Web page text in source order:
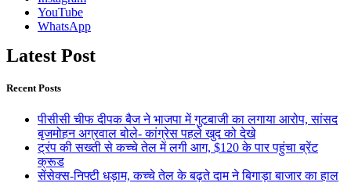
YouTube
WhatsApp
Latest Post
Recent Posts
पीसीसी चीफ दीपक बैज ने भाजपा में गुटबाजी का लगाया आरोप, सांसद
बृजमोहन अग्रवाल बोले- कांग्रेस पहले खुद को देखे
ट्रंप की सख्ती से कच्चे तेल में लगी आग, $120 के पार पहुंचा ब्रेंट
क्रूड
सेंसेक्स-निफ्टी धड़ाम, कच्चे तेल के बढ़ते दाम ने बिगाड़ा बाजार का हाल